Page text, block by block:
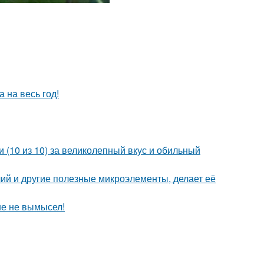
на весь год!
из 10) за великолепный вкус и обильный
и другие полезные микроэлементы, делает её
не вымысел!